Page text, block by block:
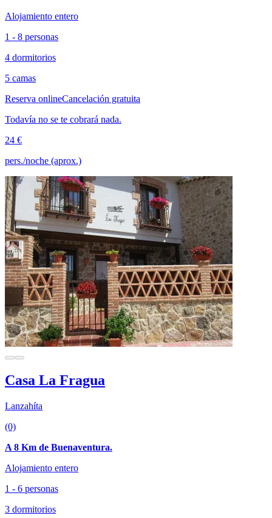
Alojamiento entero
1 - 8 personas
4 dormitorios
5 camas
Reserva onlineCancelación gratuita
Todavía no se te cobrará nada.
24 €
pers./noche (aprox.)
Casa La Fragua
Lanzahíta
(0)
A 8 Km de Buenaventura.
Alojamiento entero
1 - 6 personas
3 dormitorios